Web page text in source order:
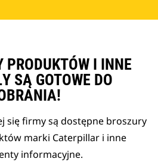
PRODUKTÓW I INNE
SĄ GOTOWE DO
się firmy są dostępne broszury
marki Caterpillar i inne
informacyjne.